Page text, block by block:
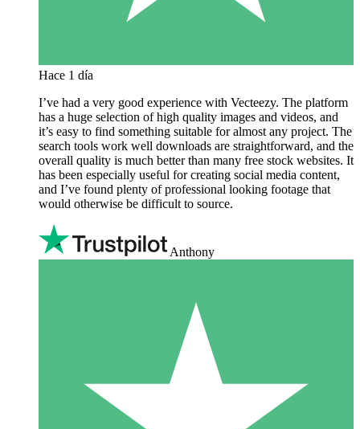
Hace 1 día
I’ve had a very good experience with Vecteezy. The platform
has a huge selection of high quality images and videos, and
it’s easy to find something suitable for almost any project. The
search tools work well downloads are straightforward, and the
overall quality is much better than many free stock websites. It
has been especially useful for creating social media content,
and I’ve found plenty of professional looking footage that
would otherwise be difficult to source.
Anthony